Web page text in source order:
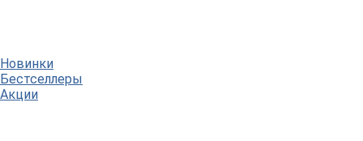
Новинки
Бестселлеры
Акции